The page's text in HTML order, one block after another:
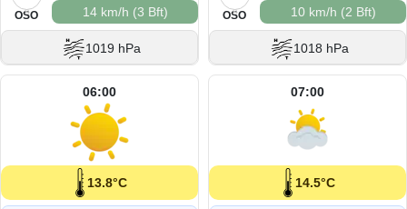
S
OSO
14 km/h (3 Bft)
1019 hPa
S
OSO
10 km/h (2 Bft)
1018 hPa
06:00
13.8°C
07:00
14.5°C